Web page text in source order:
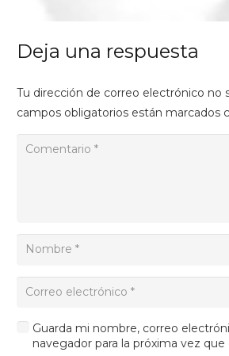
Deja una respuesta
Tu dirección de correo electrónico no
campos obligatorios están marcados
Guarda mi nombre, correo
navegador para la próxima vez